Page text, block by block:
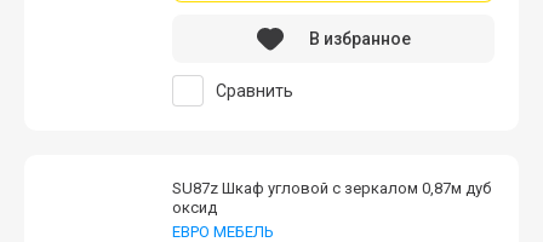
Сравнить
В избранное
SU87z Шкаф угловой с зеркалом 0,87м дуб
оксид
ЕВРО МЕБЕЛЬ